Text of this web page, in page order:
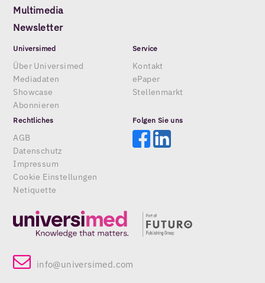
info@universimed.com
Multimedia
Newsletter
Universimed
Über Universimed
Mediadaten
Showcase
Abonnieren
Service
Kontakt
ePaper
Stellenmarkt
Rechtliches
AGB
Datenschutz
Impressum
Cookie Einstellungen
Netiquette
Folgen Sie uns